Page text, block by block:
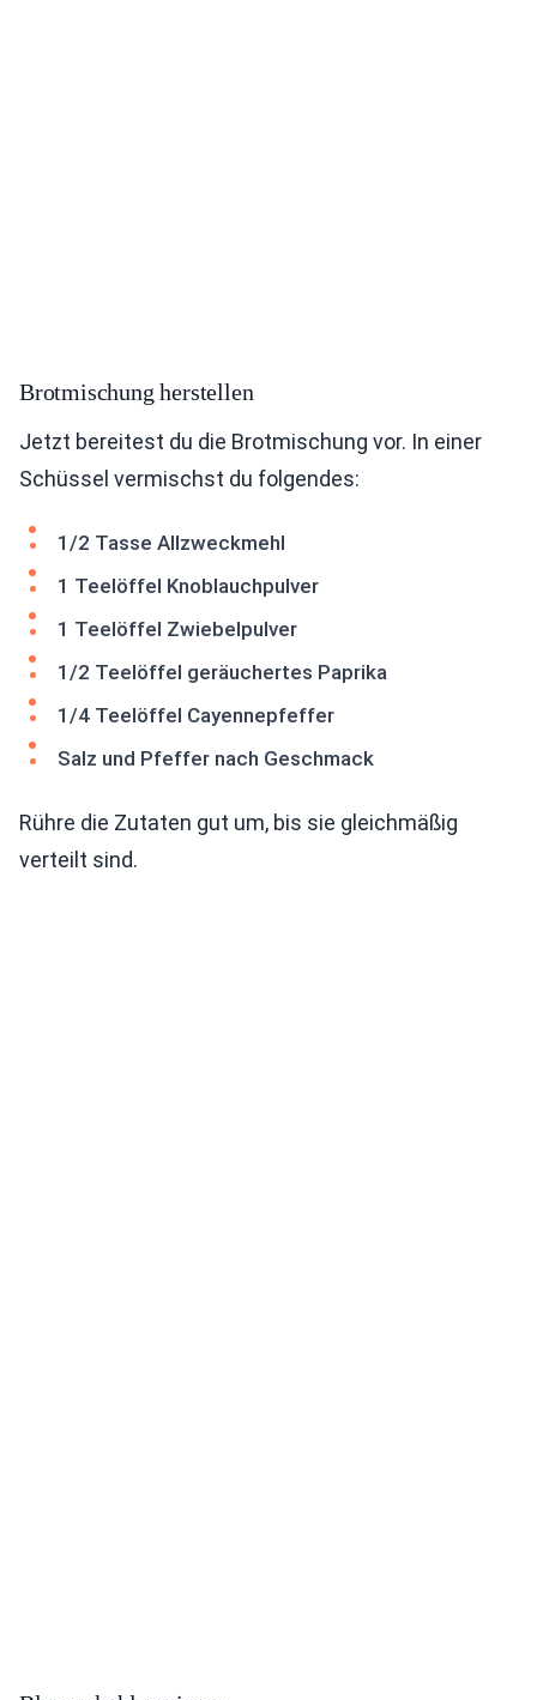
Brotmischung herstellen
Jetzt bereitest du die Brotmischung vor. In einer
Schüssel vermischst du folgendes:
1/2 Tasse Allzweckmehl
1 Teelöffel Knoblauchpulver
1 Teelöffel Zwiebelpulver
1/2 Teelöffel geräuchertes Paprika
1/4 Teelöffel Cayennepfeffer
Salz und Pfeffer nach Geschmack
Rühre die Zutaten gut um, bis sie gleichmäßig
verteilt sind.